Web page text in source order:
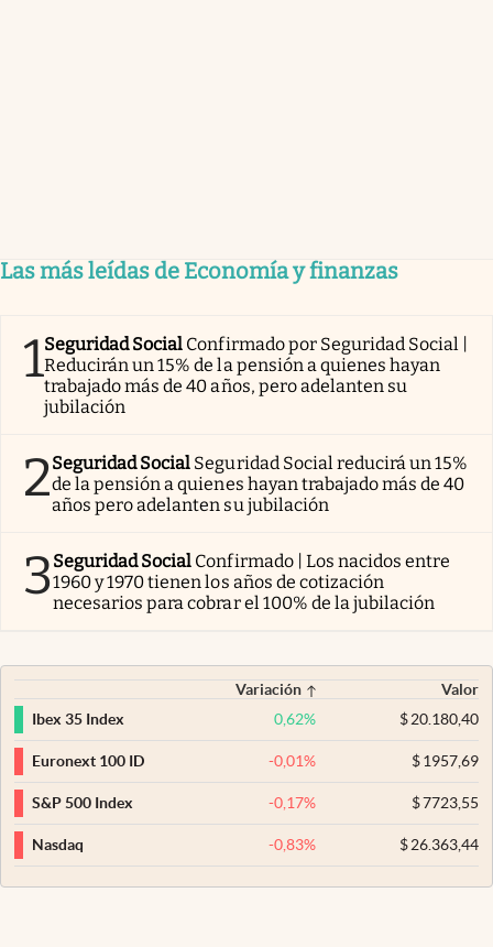
Las más leídas de Economía y finanzas
1Seguridad Social Confirmado por Seguridad Social |
Reducirán un 15% de la pensión a quienes hayan
trabajado más de 40 años, pero adelanten su
jubilación
2Seguridad Social Seguridad Social reducirá un 15%
de la pensión a quienes hayan trabajado más de 40
años pero adelanten su jubilación
3Seguridad Social Confirmado | Los nacidos entre
1960 y 1970 tienen los años de cotización
necesarios para cobrar el 100% de la jubilación
Variación
Valor
Ibex 35 Index
0,62% $20.180,40
Euronext 100 ID -0,01% $1957,69
S&P 500 Index -0,17% $7723,55
Nasdaq -0,83% $26.363,44